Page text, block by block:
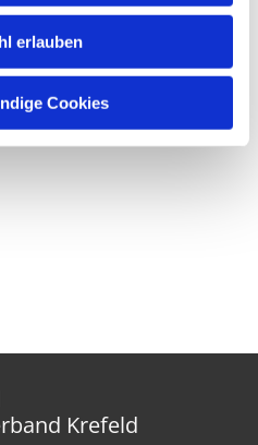
erlauben
Cookies
Krefeld